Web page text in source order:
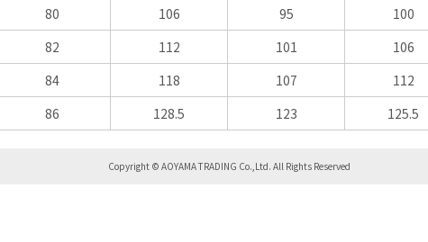
80 106 95 100
82 112 101 106
84 118 107 112
86 128.5 123 125.5
Copyright © AOYAMA TRADING Co.,Ltd. All Rights Reserved